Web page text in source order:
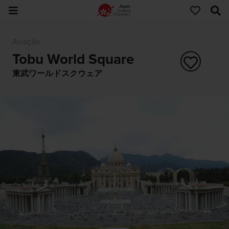
Tobu World Square
東武ワールドスクウェア